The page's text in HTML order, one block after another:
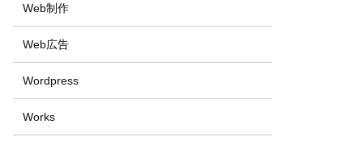
Web制作
Web広告
Wordpress
Works